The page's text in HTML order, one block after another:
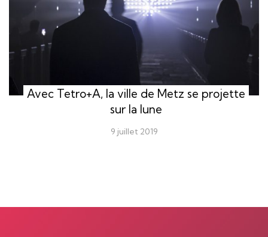
Avec Tetro+A, la ville de Metz se projette
sur la lune
9 juillet 2019